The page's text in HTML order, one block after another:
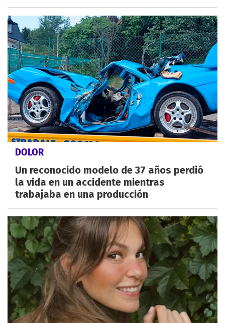
DOLOR
Un reconocido modelo de 37 años perdió
la vida en un accidente mientras
trabajaba en una producción